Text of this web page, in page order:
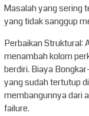
Masalah yang sering
yang tidak sanggup
Perbaikan Struktural:
menambah kolom
berdiri. Biaya
yang sudah tertutup
membangunnya dari
failure.